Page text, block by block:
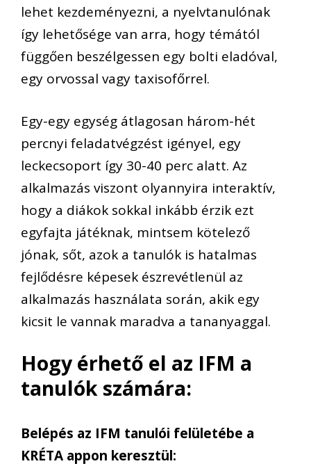
lehet kezdeményezni, a nyelvtanulónak
így lehetősége van arra, hogy témától
függően beszélgessen egy bolti eladóval,
egy orvossal vagy taxisofőrrel.
Egy-egy egység átlagosan három-hét
percnyi feladatvégzést igényel, egy
leckecsoport így 30-40 perc alatt. Az
alkalmazás viszont olyannyira interaktív,
hogy a diákok sokkal inkább érzik ezt
egyfajta játéknak, mintsem kötelező
jónak, sőt, azok a tanulók is hatalmas
fejlődésre képesek észrevétlenül az
alkalmazás használata során, akik egy
kicsit le vannak maradva a tananyaggal.
Hogy érhető el az IFM a
tanulók számára:
Belépés az IFM tanulói felületébe a
KRÉTA appon keresztül: